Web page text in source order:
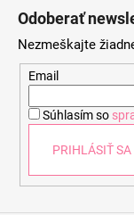
Odoberať
Nezmeškajte
Email
Súhlasím so
PRIHLÁSIŤ SA